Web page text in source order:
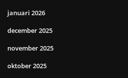
januari 2026
december 2025
november 2025
oktober 2025